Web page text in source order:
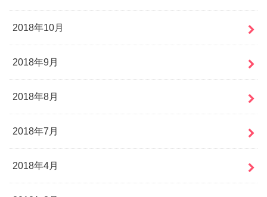
2018年10月
2018年9月
2018年8月
2018年7月
2018年4月